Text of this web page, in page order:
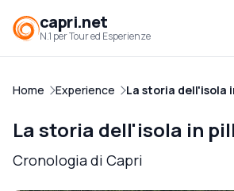
capri.net
N.1 per Tour ed Esperienze
Home Experience La storia dell'isola
La storia dell'isola in
Cronologia di Capri